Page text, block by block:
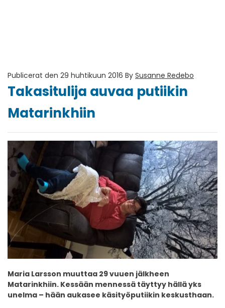
Publicerat den 29 huhtikuun 2016 By Susanne Redebo
Takasitulija auvaa putiikin
Matarinkhiin
Maria Larsson muuttaa 29 vuuen jälkheen
Matarinkhiin. Kessään mennessä täyttyy hällä yks
unelma – hään aukasee käsityöputiikin keskusthaan.